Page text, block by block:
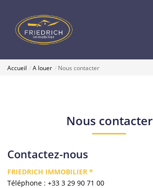
Accueil A louer Nous contacter
Nous contacter
Contactez-nous
FRIEDRICH IMMOBILIER *
Téléphone : +33 3 29 90 71 00